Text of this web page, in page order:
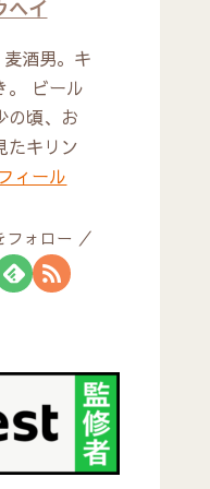
ヘイ
酒男。キ
。 ビール
の頃、お
たキリン
ィール
フォロー